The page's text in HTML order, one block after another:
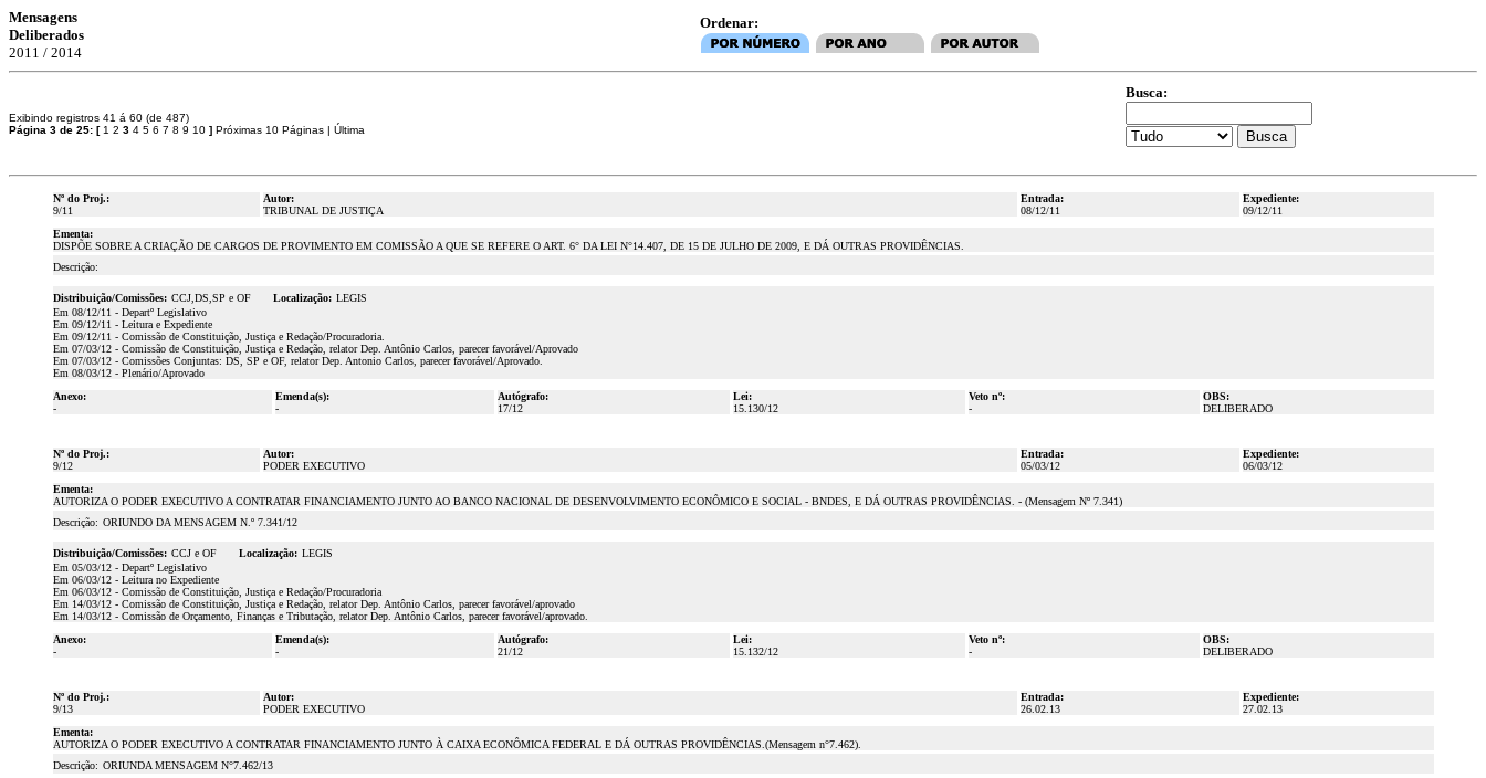
Mensagens
Deliberados
2011 / 2014
Ordenar:
Exibindo registros 41 á 60 (de 487)
Página 3 de 25: [ 1 2 3 4 5 6 7 8 9 10 ] Próximas 10 Páginas | Última
Busca:
Nº do Proj.:
9/11
Autor:
TRIBUNAL DE JUSTIÇA
Entrada:
08/12/11
Expediente:
09/12/11
Ementa:
DISPÕE SOBRE A CRIAÇÃO DE CARGOS DE PROVIMENTO EM COMISSÃO A QUE SE REFERE O ART. 6° DA LEI N°14.407, DE 15 DE JULHO DE 2009, E DÁ OUTRAS PROVIDÊNCIAS.
Descrição:
Distribuição/Comissões: CCJ,DS,SP e OF Localização: LEGIS
Em 08/12/11 - Departº Legislativo
Em 09/12/11 - Leitura e Expediente
Em 09/12/11 - Comissão de Constituição, Justiça e Redação/Procuradoria.
Em 07/03/12 - Comissão de Constituição, Justiça e Redação, relator Dep. Antônio Carlos, parecer favorável/Aprovado
Em 07/03/12 - Comissões Conjuntas: DS, SP e OF, relator Dep. Antonio Carlos, parecer favorável/Aprovado.
Em 08/03/12 - Plenário/Aprovado
Anexo:
-
Emenda(s):
-
Autógrafo:
17/12
Lei:
15.130/12
Veto nº:
-
OBS:
DELIBERADO
Nº do Proj.:
9/12
Autor:
PODER EXECUTIVO
Entrada:
05/03/12
Expediente:
06/03/12
Ementa:
AUTORIZA O PODER EXECUTIVO A CONTRATAR FINANCIAMENTO JUNTO AO BANCO NACIONAL DE DESENVOLVIMENTO ECONÔMICO E SOCIAL - BNDES, E DÁ OUTRAS PROVIDÊNCIAS. - (Mensagem Nº 7.341)
Descrição: ORIUNDO DA MENSAGEM N.º 7.341/12
Distribuição/Comissões: CCJ e OF Localização: LEGIS
Em 05/03/12 - Departº Legislativo
Em 06/03/12 - Leitura no Expediente
Em 06/03/12 - Comissão de Constituição, Justiça e Redação/Procuradoria
Em 14/03/12 - Comissão de Constituição, Justiça e Redação, relator Dep. Antônio Carlos, parecer favorável/aprovado
Em 14/03/12 - Comissão de Orçamento, Finanças e Tributação, relator Dep. Antônio Carlos, parecer favorável/aprovado.
Anexo:
-
Emenda(s):
-
Autógrafo:
21/12
Lei:
15.132/12
Veto nº:
-
OBS:
DELIBERADO
Nº do Proj.:
9/13
Autor:
PODER EXECUTIVO
Entrada:
26.02.13
Expediente:
27.02.13
Ementa:
AUTORIZA O PODER EXECUTIVO A CONTRATAR FINANCIAMENTO JUNTO À CAIXA ECONÔMICA FEDERAL E DÁ OUTRAS PROVIDÊNCIAS.(Mensagem n°7.462).
Descrição: ORIUNDA MENSAGEM N°7.462/13